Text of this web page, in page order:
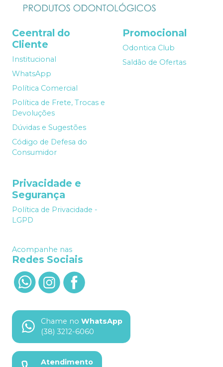
Ceentral do
Cliente
Institucional
WhatsApp
Política Comercial
Política de Frete, Trocas e
Devoluções
Dúvidas e Sugestões
Código de Defesa do
Consumidor
Promocional
Odontica Club
Saldão de Ofertas
Privacidade e
Segurança
Política de Privacidade -
LGPD
Acompanhe nas
Redes Sociais
Chame no WhatsApp
(38) 3212-6060
Atendimento